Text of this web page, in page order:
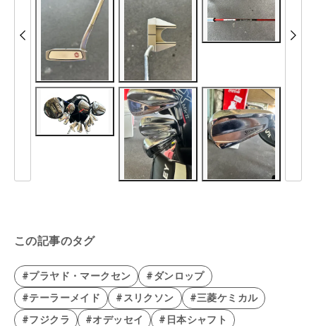
この記事のタグ
#プラヤド・マークセン
#ダンロップ
#テーラーメイド
#スリクソン
#三菱ケミカル
#フジクラ
#オデッセイ
#日本シャフト